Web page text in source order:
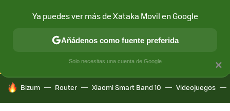
CONECTIVIDAD MÓVIL Y SOCIEDAD APLICACIONES
HOY SE HABLA DE
Bizum Router Xiaomi Smart Band 10 Videojuegos
×
Ya puedes ver más de Xataka Movil en Google
Añádenos como fuente preferida
Solo necesitas una cuenta de Google